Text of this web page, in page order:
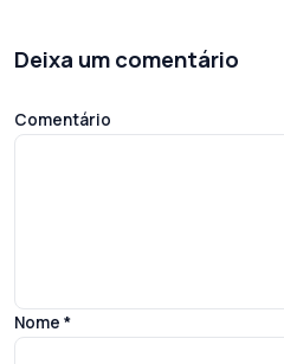
Deixa um comentário
Comentário
Nome *